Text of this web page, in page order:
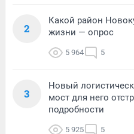
2
Какой район
жизни — опрос
5 964 5
3
Новый
мост для него
подробности
5 925 5